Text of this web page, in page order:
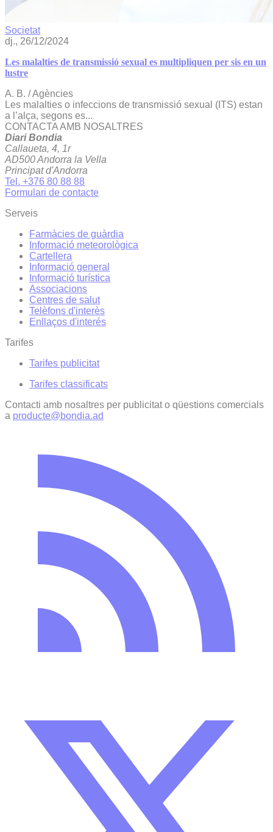
Societat
dj., 26/12/2024
Les malalties de transmissió sexual es multipliquen per sis en un
lustre
A. B. / Agències
Les malalties o infeccions de transmissió sexual (ITS) estan
a l’alça, segons es...
CONTACTA AMB NOSALTRES
Diari Bondia
Callaueta, 4, 1r
AD500 Andorra la Vella
Principat d'Andorra
Tel. +376 80 88 88
Formulari de contacte
Serveis
Farmàcies de guàrdia
Informació meteorològica
Cartellera
Informació general
Informació turística
Associacions
Centres de salut
Telèfons d'interès
Enllaços d'interés
Tarifes
Tarifes publicitat
Tarifes classificats
Contacti amb nosaltres per publicitat o qüestions comercials
a producte@bondia.ad